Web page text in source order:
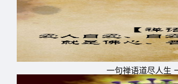
11、祝你们白头到老，而我依旧黑
12、今年笋子来年竹，少壮体强老
13、人嘛，总会犯错误的，就象
一句禅语道尽人生